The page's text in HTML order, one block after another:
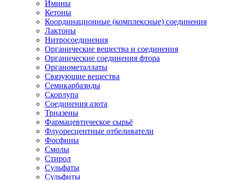
Имины
Кетоны
Координационные (комплексные) соединения
Лактоны
Нитросоединения
Органические вещества и соединения
Органические соединения фтора
Органометаллаты
Связующие вещества
Семикарбазиды
Скорлупа
Соединения азота
Триазены
Фармацевтическое сырьё
Флуоресцентные отбеливатели
Фосфины
Смолы
Стирол
Сульфаты
Сульфиты